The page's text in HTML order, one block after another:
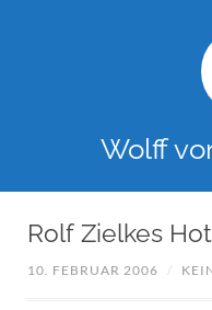
Wolff
Rolf Zielkes
10. FEBRUAR 2006 /